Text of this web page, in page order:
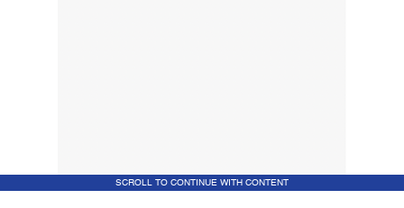
SCROLL TO CONTINUE WITH CONTENT